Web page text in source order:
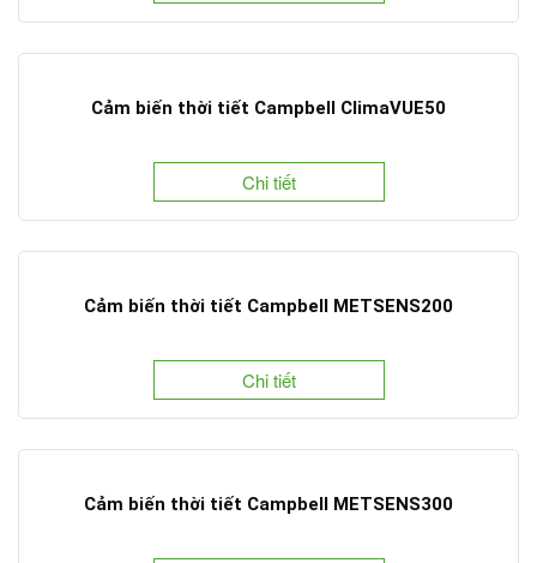
Cảm biến thời tiết Campbell ClimaVUE50
Chi tiết
Cảm biến thời tiết Campbell METSENS200
Chi tiết
Cảm biến thời tiết Campbell METSENS300